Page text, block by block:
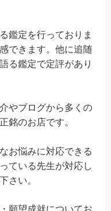
鑑定を行っておりま
できます。他に追随
る鑑定で定評があり
やブログから多くの
銘のお店です。
お悩みに対応できる
ている先生が対応し
さい。